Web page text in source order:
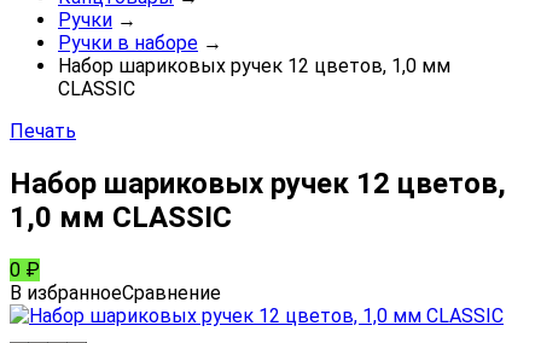
Ручки →
Ручки в наборе →
Набор шариковых ручек 12 цветов, 1,0 мм
CLASSIC
Печать
Набор шариковых ручек 12 цветов,
1,0 мм CLASSIC
0 ₽
В избранноеСравнение